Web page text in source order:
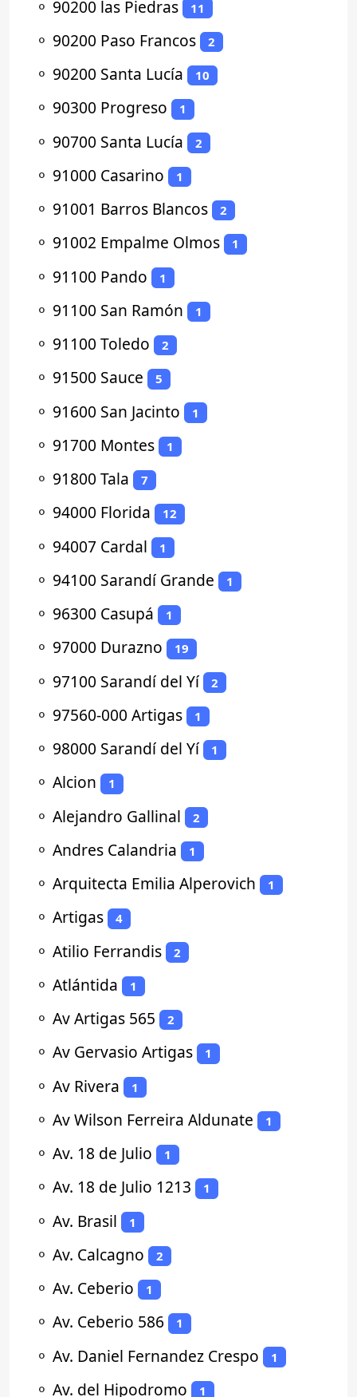
⚬ 90200 las Piedras 11
⚬ 90200 Paso Francos 2
⚬ 90200 Santa Lucía 10
⚬ 90300 Progreso 1
⚬ 90700 Santa Lucía 2
⚬ 91000 Casarino 1
⚬ 91001 Barros Blancos 2
⚬ 91002 Empalme Olmos 1
⚬ 91100 Pando 1
⚬ 91100 San Ramón 1
⚬ 91100 Toledo 2
⚬ 91500 Sauce 5
⚬ 91600 San Jacinto 1
⚬ 91700 Montes 1
⚬ 91800 Tala 7
⚬ 94000 Florida 12
⚬ 94007 Cardal 1
⚬ 94100 Sarandí Grande 1
⚬ 96300 Casupá 1
⚬ 97000 Durazno 19
⚬ 97100 Sarandí del Yí 2
⚬ 97560-000 Artigas 1
⚬ 98000 Sarandí del Yí 1
⚬ Alcion 1
⚬ Alejandro Gallinal 2
⚬ Andres Calandria 1
⚬ Arquitecta Emilia Alperovich 1
⚬ Artigas 4
⚬ Atilio Ferrandis 2
⚬ Atlántida 1
⚬ Av Artigas 565 2
⚬ Av Gervasio Artigas 1
⚬ Av Rivera 1
⚬ Av Wilson Ferreira Aldunate 1
⚬ Av. 18 de Julio 1
⚬ Av. 18 de Julio 1213 1
⚬ Av. Brasil 1
⚬ Av. Calcagno 2
⚬ Av. Ceberio 1
⚬ Av. Ceberio 586 1
⚬ Av. Daniel Fernandez Crespo 1
⚬ Av. del Hipodromo 1